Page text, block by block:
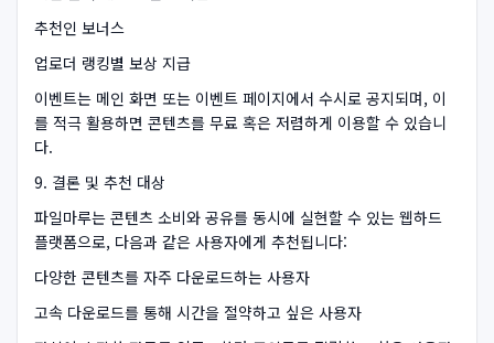
추천인 보너스
업로더 랭킹별 보상 지급
이벤트는 메인 화면 또는 이벤트 페이지에서 수시로 공지되며, 이
를 적극 활용하면 콘텐츠를 무료 혹은 저렴하게 이용할 수 있습니
다.
9. 결론 및 추천 대상
파일마루는 콘텐츠 소비와 공유를 동시에 실현할 수 있는 웹하드
플랫폼으로, 다음과 같은 사용자에게 추천됩니다:
다양한 콘텐츠를 자주 다운로드하는 사용자
고속 다운로드를 통해 시간을 절약하고 싶은 사용자